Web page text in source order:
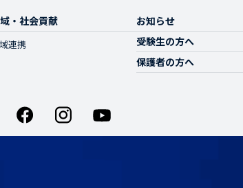
・社会貢献
連携
お知らせ
受験生の方へ
保護者の方へ